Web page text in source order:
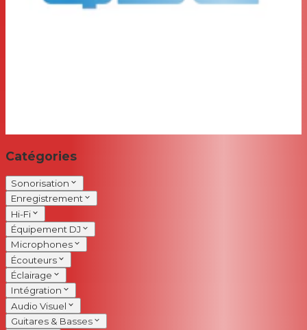
Catégories
Sonorisation
Enregistrement
Hi-Fi
Équipement DJ
Microphones
Écouteurs
Éclairage
Intégration
Audio Visuel
Guitares & Basses